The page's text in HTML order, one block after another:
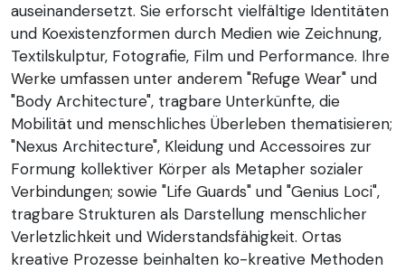
auseinandersetzt. Sie erforscht vielfältige Identitäten
und Koexistenzformen durch Medien wie Zeichnung,
Textilskulptur, Fotografie, Film und Performance. Ihre
Werke umfassen unter anderem "Refuge Wear" und
"Body Architecture", tragbare Unterkünfte, die
Mobilität und menschliches Überleben thematisieren;
"Nexus Architecture", Kleidung und Accessoires zur
Formung kollektiver Körper als Metapher sozialer
Verbindungen; sowie "Life Guards" und "Genius Loci",
tragbare Strukturen als Darstellung menschlicher
Verletzlichkeit und Widerstandsfähigkeit. Ortas
kreative Prozesse beinhalten ko-kreative Methoden